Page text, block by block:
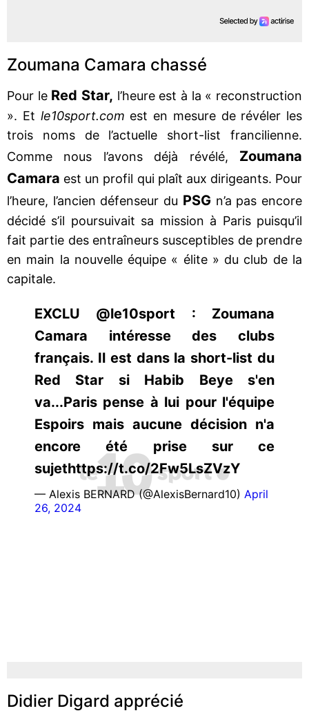
Zoumana Camara chassé
Pour le Red Star, l’heure est à la « reconstruction
». Et le10sport.com est en mesure de révéler les
trois noms de l’actuelle short-list francilienne.
Comme nous l’avons déjà révélé, Zoumana
Camara est un profil qui plaît aux dirigeants. Pour
l’heure, l’ancien défenseur du PSGn’a pas encore
décidé s’il poursuivait sa mission à Paris puisqu’il
fait partie des entraîneurs susceptibles de prendre
en main la nouvelle équipe « élite » du club de la
capitale.
EXCLU @le10sport : Zoumana
Camara intéresse des clubs
français. Il est dans la short-list du
Red Star si Habib Beye s'en
va...Paris pense à lui pour l'équipe
Espoirs mais aucune décision n'a
encore été prise sur ce
sujethttps://t.co/2Fw5LsZVzY
— Alexis BERNARD (@AlexisBernard10) April
26, 2024
Didier Digard apprécié